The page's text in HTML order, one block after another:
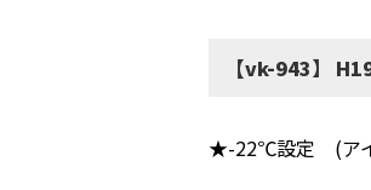
【vk-943】
★-22℃設定 (ア